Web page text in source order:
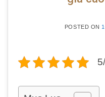
POSTED ON